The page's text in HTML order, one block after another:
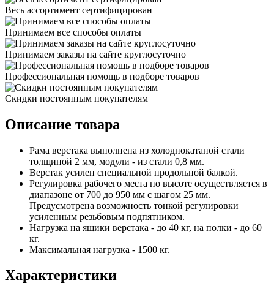
Весь ассортимент сертифицирован
Принимаем все способы оплаты
Принимаем заказы на сайте круглосуточно
Профессиональная помощь в подборе товаров
Скидки постоянным покупателям
Описание товара
Рама верстака выполнена из холоднокатаной стали
толщиной 2 мм, модули - из стали 0,8 мм.
Верстак усилен специальной продольной балкой.
Регулировка рабочего места по высоте осуществляется в
диапазоне от 700 до 950 мм с шагом 25 мм.
Предусмотрена возможность тонкой регулировки
усиленным резьбовым подпятником.
Нагрузка на ящики верстака - до 40 кг, на полки - до 60
кг.
Максимальная нагрузка - 1500 кг.
Характеристики